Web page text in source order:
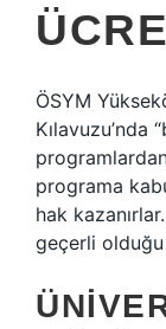
ÖSYM
Kılavuzu’nda
programa
hak
geçerli